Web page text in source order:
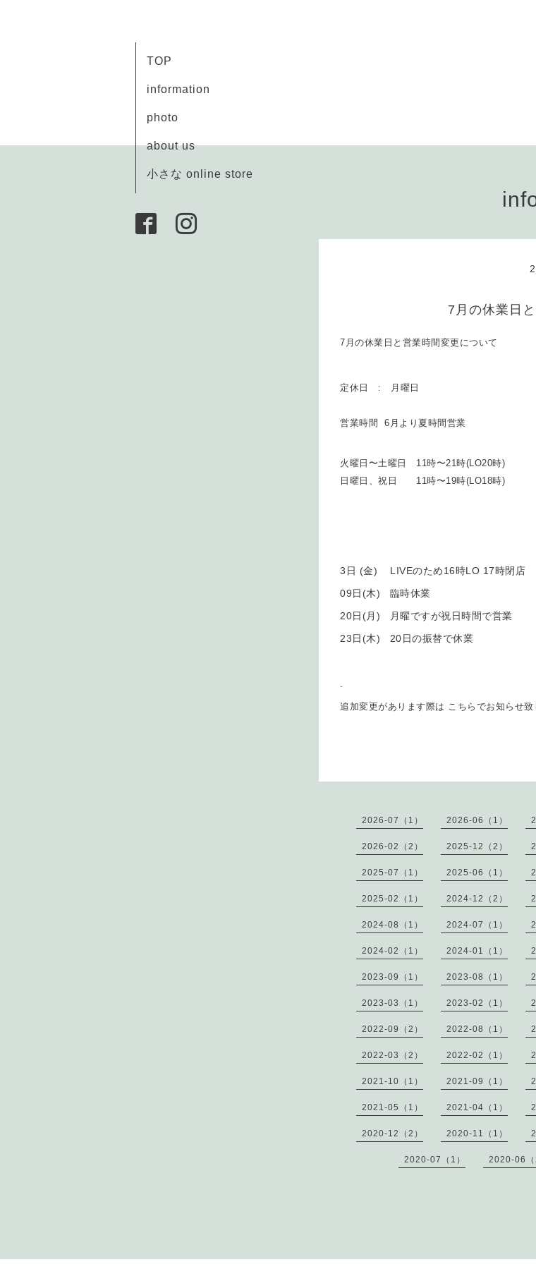
TOP
information
photo
about us
小さな online store
7月の休業日
7月の休業日と営業時間変更について
定休日 : 月曜日
営業時間 6月より夏時間営業
火曜日〜土曜日 11時〜21時(LO20時)
日曜日、祝日 11時〜19時(LO18時)
3日 (金) LIVEのため16時LO 17時閉店
09日(木) 臨時休業
20日(月) 月曜ですが祝日時間で営業
23日(木) 20日の振替で休業
.
追加変更があります際は こちらでお知らせ致
2026-07（1） 2026-06（1）
2026-02（2） 2025-12（2）
2025-07（1） 2025-06（1）
2025-02（1） 2024-12（2）
2024-08（1） 2024-07（1）
2024-02（1） 2024-01（1）
2023-09（1） 2023-08（1）
2023-03（1） 2023-02（1）
2022-09（2） 2022-08（1）
2022-03（2） 2022-02（1）
2021-10（1） 2021-09（1）
2021-05（1） 2021-04（1）
2020-12（2） 2020-11（1）
2020-07（1） 2020-06（